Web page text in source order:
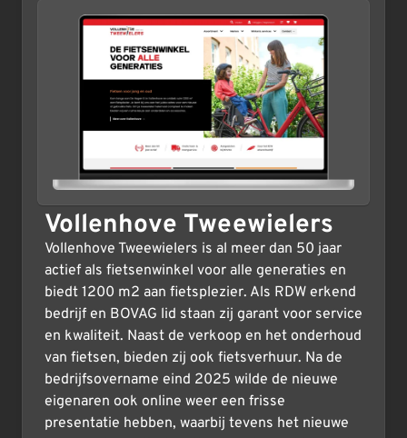
Vollenhove Tweewielers
Vollenhove Tweewielers is al meer dan 50 jaar
actief als fietsenwinkel voor alle generaties en
biedt 1200 m2 aan fietsplezier. Als RDW erkend
bedrijf en BOVAG lid staan zij garant voor service
en kwaliteit. Naast de verkoop en het onderhoud
van fietsen, bieden zij ook fietsverhuur. Na de
bedrijfsovername eind 2025 wilde de nieuwe
eigenaren ook online weer een frisse
presentatie hebben, waarbij tevens het nieuwe